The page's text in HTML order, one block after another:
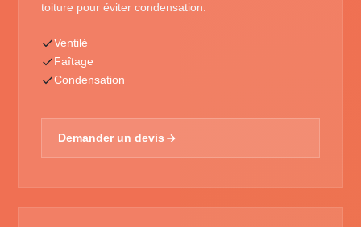
toiture pour éviter condensation.
Ventilé
Faîtage
Condensation
Demander un devis